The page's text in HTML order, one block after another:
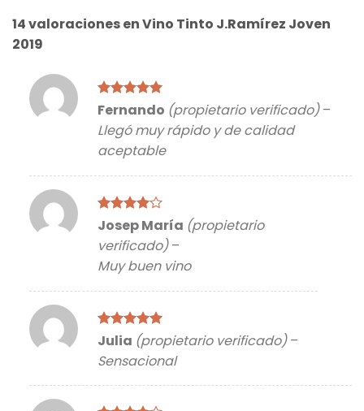
14 valoraciones enVino Tinto J.Ramírez Joven
2019
Valorado
Fernando (propietario verificado) –
Llegó muy rápido y de calidad
aceptable
Valorado
de
5
Josep María (propietario
verificado) –
Muy buen vino
Valorado
con 5de 5
Julia (propietario verificado) –
Sensacional